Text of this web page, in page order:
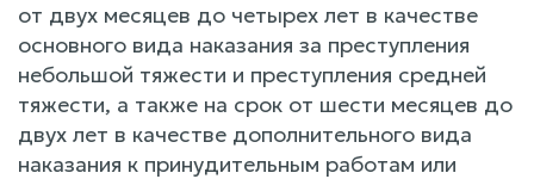
от двух месяцев до четырех лет в качестве
основного вида наказания за преступления
небольшой тяжести и преступления средней
тяжести, а также на срок от шести месяцев до
двух лет в качестве дополнительного вида
наказания к принудительным работам или